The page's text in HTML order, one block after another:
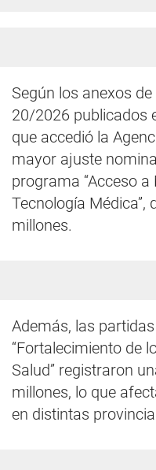
Según los anexos
20/2026 publicados
que accedió la
mayor ajuste
programa “Acceso
Tecnología Médica”,
millones.
Además, las
“Fortalecimiento de
Salud” registraron
millones, lo que
en distintas